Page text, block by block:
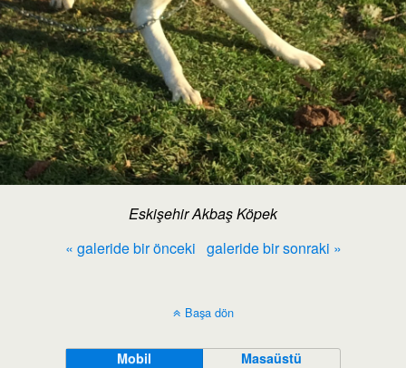
Eskişehir Akbaş Köpek
« galeride bir önceki galeride bir sonraki »
Başa dön
Mobil Masaüstü